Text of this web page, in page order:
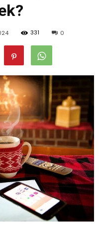
331 0